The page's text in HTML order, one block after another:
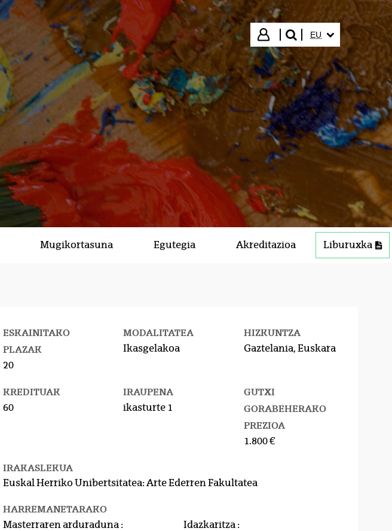
Hasi saioa
bilatu"
HIZKUNTZA
EU
Mugikortasuna Egutegia Akreditazioa Liburuxka
ESKAINITAKO
PLAZAK
20
MODALITATEA
Ikasgelakoa
HIZKUNTZA
Gaztelania, Euskara
KREDITUAK
60
IRAUPENA
ikasturte 1
GUTXI
GORABEHERAKO
PREZIOA
1.800 €
IRAKASLEKUA
Euskal Herriko Unibertsitatea: Arte Ederren Fakultatea
HARREMANETARAKO
Masterraren arduraduna :
Idazkaritza :